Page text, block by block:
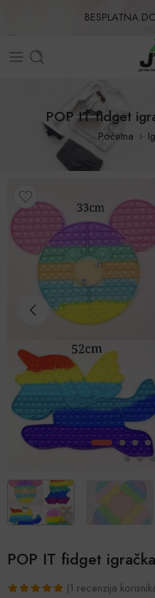
BESPLATNA
Povrat u
POP IT fidget
Početna
POP IT fidget
(1 recenzija